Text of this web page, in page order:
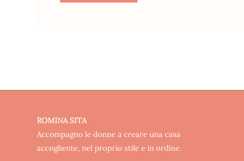
ROMINA SITA
Accompagno le donne a creare una casa
accogliente, nel proprio stile e in ordine.